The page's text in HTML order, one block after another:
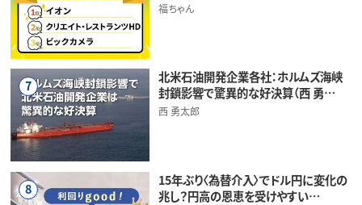
福ちゃん
7
北米石油開発企業各社：ホルムズ海峡
封鎖影響で驚異的な好決算（西 勇…
西 勇太郎
8
15年ぶり〈為替介入〉でドル円に変化の
兆し？円高の恩恵を受けやすい…